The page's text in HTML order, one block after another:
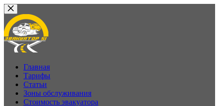
Перейти
к
сути
Главная
Тарифы
Статьи
Зоны обслуживания
Стоимость эвакуатора